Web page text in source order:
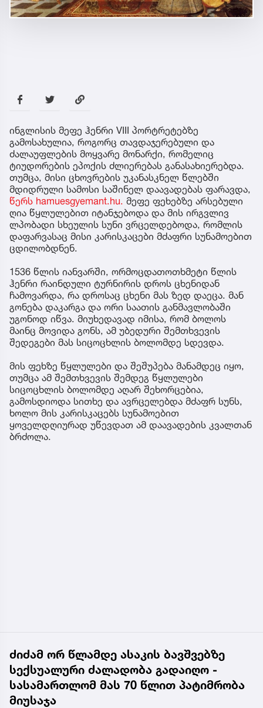
ინგლისის მეფე ჰენრი VIII პორტრეტებზე
გამოსახულია, როგორც თავდაჯერებული და
ძალაუფლების მოყვარე მონარქი, რომელიც
ტიუდორების ეპოქის ძლიერებას განასახიერებდა.
თუმცა, მისი ცხოვრების უკანასკნელ წლებში
მდიდრული სამოსი საშინელ დაავადებას ფარავდა,
წერს hamuesgyemant.hu. მეფე ფეხებზე არსებული
ღია წყლულებით იტანჯებოდა და მის ირგვლივ
ლპობადი სხეულის სუნი ვრცელდებოდა, რომლის
დაფარვასაც მისი კარისკაცები მძაფრი სუნამოებით
ცდილობდნენ.
1536 წლის იანვარში, ორმოცდათოთხმეტი წლის
ჰენრი რაინდული ტურნირის დროს ცხენიდან
ჩამოვარდა, რა დროსაც ცხენი მას ზედ დაეცა. მან
გონება დაკარგა და ორი საათის განმავლობაში
უგონოდ იწვა. მიუხედავად იმისა, რომ ბოლოს
მაინც მოვიდა გონს, ამ უბედური შემთხვევის
შედეგები მას სიცოცხლის ბოლომდე სდევდა.
მის ფეხზე წყლულები და შეშუპება მანამდეც იყო,
თუმცა ამ შემთხვევის შემდეგ წყლულები
სიცოცხლის ბოლომდე აღარ შეხორცებია,
გამოსდიოდა სითხე და ავრცელებდა მძაფრ სუნს,
ხოლო მის კარისკაცებს სუნამოებით
ყოველდღიურად უწევდათ ამ დაავადების კვალთან
ბრძოლა.
ძიძამ ორ წლამდე ასაკის ბავშვებზე
სექსუალური ძალადობა გადაიღო -
სასამართლომ მას 70 წლით პატიმრობა
მიუსაჯა